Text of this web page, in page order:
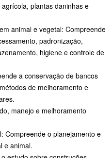
plantas daninhas e
animal e vegetal: Compreende
padronização,
higiene e controle de
a conservação de bancos
de melhoramento e
manejo e melhoramento
Compreende o planejamento e
e animal.